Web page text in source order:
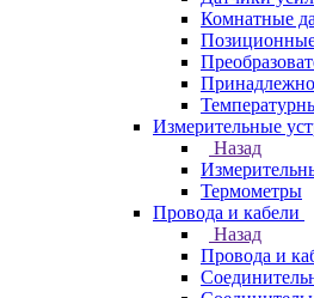
Комнатные
Измерительные
Назад
Термометры
Провода и кабели
Назад
Провода и